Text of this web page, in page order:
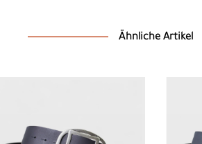
Ähnliche Artikel